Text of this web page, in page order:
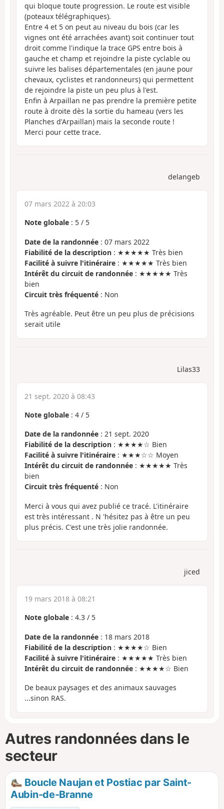
qui bloque toute progression. Le route est visible
(poteaux télégraphiques).
Entre 4 et 5 on peut au niveau du bois (car les
vignes ont été arrachées avant) soit continuer tout
droit comme l'indique la trace GPS entre bois à
gauche et champ et rejoindre la piste cyclable ou
suivre les balises départementales (en jaune pour
chevaux, cyclistes et randonneurs) qui permettent
de rejoindre la piste un peu plus à l'est.
Enfin à Arpaillan ne pas prendre la première petite
route à droite dès la sortie du hameau (vers les
Planches d'Arpaillan) mais la seconde route !
Merci pour cette trace.
delangeb
07 mars 2022 à 20:03
Note globale : 5 / 5
Date de la randonnée : 07 mars 2022
Fiabilité de la description : ★★★★★ Très bien
Facilité à suivre l'itinéraire : ★★★★★ Très bien
Intérêt du circuit de randonnée : ★★★★★ Très
bien
Circuit très fréquenté : Non
Très agréable. Peut être un peu plus de précisions
serait utile
Lilas33
21 sept. 2020 à 08:43
Note globale : 4 / 5
Date de la randonnée : 21 sept. 2020
Fiabilité de la description : ★★★★☆ Bien
Facilité à suivre l'itinéraire : ★★★☆☆ Moyen
Intérêt du circuit de randonnée : ★★★★★ Très
bien
Circuit très fréquenté : Non
Merci à vous qui avez publié ce tracé. L'itinéraire
est très intéressant . N 'hésitez pas à être un peu
plus précis. C'est une très jolie randonnée.
jiced
19 mars 2018 à 08:21
Note globale : 4.3 / 5
Date de la randonnée : 18 mars 2018
Fiabilité de la description : ★★★★☆ Bien
Facilité à suivre l'itinéraire : ★★★★★ Très bien
Intérêt du circuit de randonnée : ★★★★☆ Bien
De beaux paysages et des animaux sauvages
...sinon RAS.
Autres randonnées dans le
secteur
Boucle Naujan et Postiac par Saint-
Aubin-de-Branne